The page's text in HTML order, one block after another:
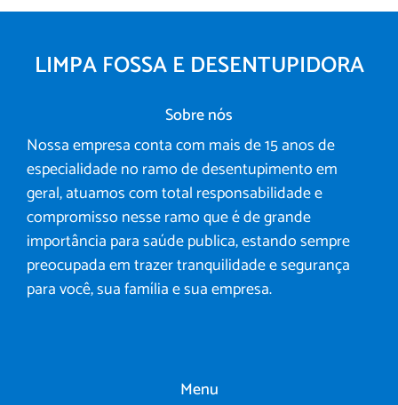
LIMPA FOSSA E DESENTUPIDORA
Sobre nós
Nossa empresa conta com mais de 15 anos de
especialidade no ramo de desentupimento em
geral, atuamos com total responsabilidade e
compromisso nesse ramo que é de grande
importância para saúde publica, estando sempre
preocupada em trazer tranquilidade e segurança
para você, sua família e sua empresa.
Menu